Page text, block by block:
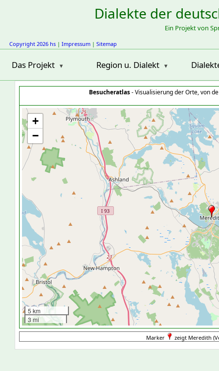
Dialekte der
Ein Projekt von
Copyright 2026 hs | Impressum | Sitemap
Das Projekt Region u. Dialekt
Besucheratlas- Visualisierung der Orte, von
+
−
5 km
3 mi
Marker zeigt Meredith